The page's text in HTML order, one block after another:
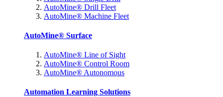
AutoMine® Drill Fleet
AutoMine® Machine Fleet
AutoMine® Surface
AutoMine® Line of Sight
AutoMine® Control Room
AutoMine® Autonomous
Automation Learning Solutions